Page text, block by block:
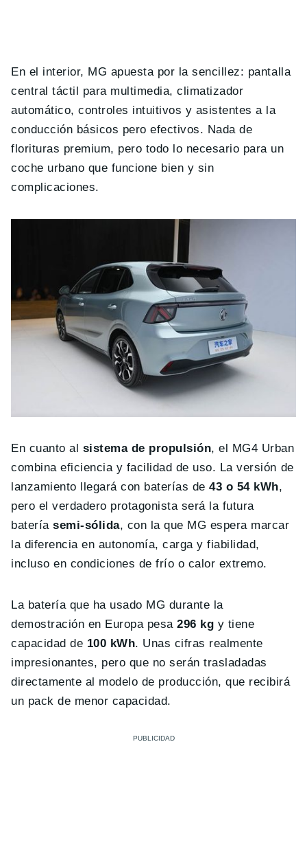
En el interior, MG apuesta por la sencillez: pantalla
central táctil para multimedia, climatizador
automático, controles intuitivos y asistentes a la
conducción básicos pero efectivos. Nada de
florituras premium, pero todo lo necesario para un
coche urbano que funcione bien y sin
complicaciones.
En cuanto al sistema de propulsión, el MG4 Urban
combina eficiencia y facilidad de uso. La versión de
lanzamiento llegará con baterías de43 o 54 kWh,
pero el verdadero protagonista será la futura
bateríasemi-sólida, con la que MG espera marcar
la diferencia en autonomía, carga y fiabilidad,
incluso en condiciones de frío o calor extremo.
La batería que ha usado MG durante la
demostración en Europa pesa296 kg y tiene
capacidad de 100 kWh. Unas cifras realmente
impresionantes, pero que no serán trasladadas
directamente al modelo de producción, que recibirá
un pack de menor capacidad.